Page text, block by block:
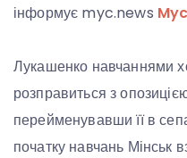
інформує myc.news
Лукашенко навчаннями
розправиться з
перейменувавши її в
початку навчань Мінськ